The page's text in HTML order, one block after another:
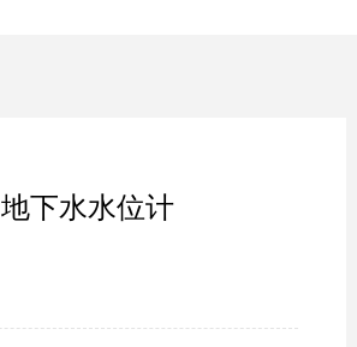
地下水水位计